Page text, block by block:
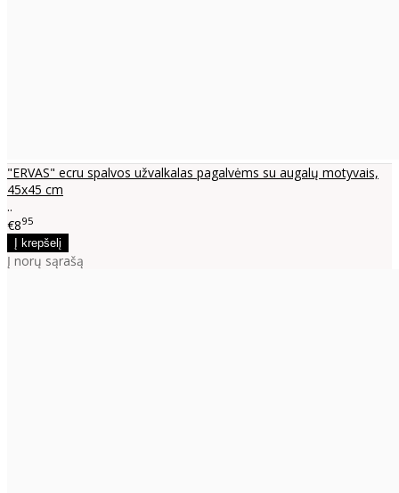
"ERVAS" ecru spalvos užvalkalas pagalvėms su augalų motyvais,
45x45 cm
..
€895
Į norų sąrašą